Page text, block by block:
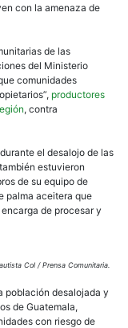
con la amenaza de
de las
del Ministerio
comunidades
productores
, contra
el desalojo de las
estuvieron
de su equipo de
palma aceitera que
de procesar y
Col / Prensa Comunitaria.
población desalojada y
de Guatemala,
con riesgo de